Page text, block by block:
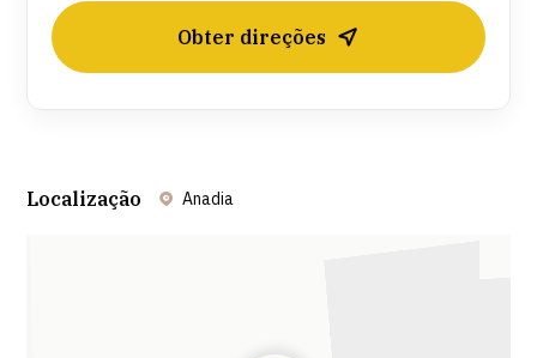
Obter direções
Localização Anadia